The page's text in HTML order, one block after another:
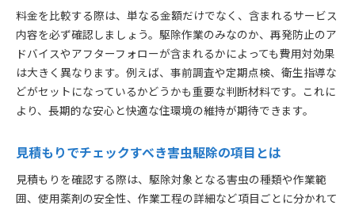
料金を比較する際は、単なる金額だけでなく、含まれるサービス
内容を必ず確認しましょう。駆除作業のみなのか、再発防止のア
ドバイスやアフターフォローが含まれるかによっても費用対効果
は大きく異なります。例えば、事前調査や定期点検、衛生指導な
どがセットになっているかどうかも重要な判断材料です。これに
より、長期的な安心と快適な住環境の維持が期待できます。
見積もりでチェックすべき害虫駆除の項目とは
見積もりを確認する際は、駆除対象となる害虫の種類や作業範
囲、使用薬剤の安全性、作業工程の詳細など項目ごとに分かれて